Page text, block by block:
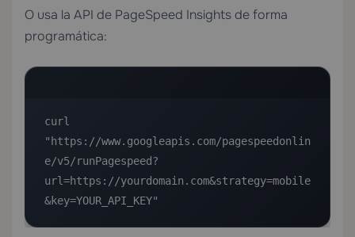
O usa la API de PageSpeed Insights de forma
programática:
curl
"https://www.googleapis.com/pagespeedonlin
e/v5/runPagespeed?
url=https://yourdomain.com&strategy=mobile
&key=YOUR_API_KEY"